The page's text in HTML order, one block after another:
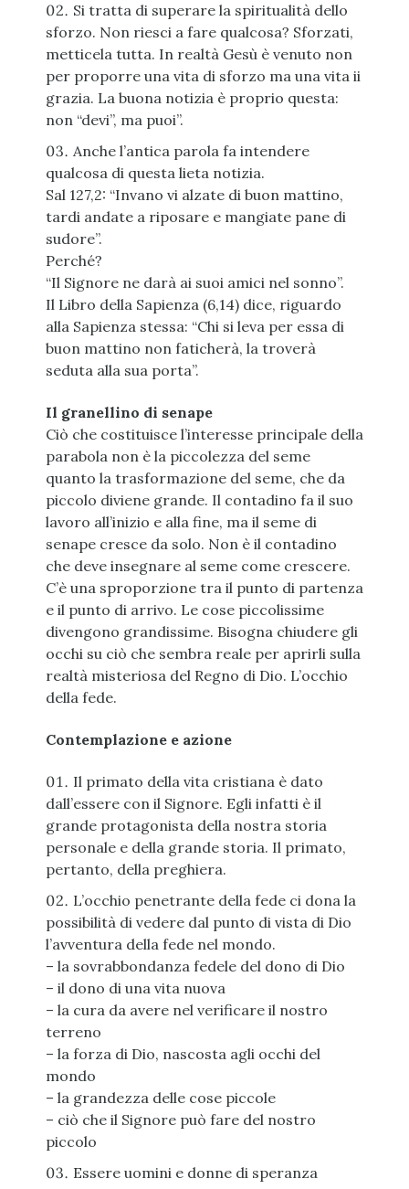
Si tratta di superare la spiritualità dello
sforzo. Non riesci a fare qualcosa? Sforzati,
metticela tutta. In realtà Gesù è venuto non
per proporre una vita di sforzo ma una vita ii
grazia. La buona notizia è proprio questa:
non “devi”, ma puoi”.
Anche l’antica parola fa intendere
qualcosa di questa lieta notizia.
Sal 127,2: “Invano vi alzate di buon mattino,
tardi andate a riposare e mangiate pane di
sudore”.
Perché?
“Il Signore ne darà ai suoi amici nel sonno”.
Il Libro della Sapienza (6,14) dice, riguardo
alla Sapienza stessa: “Chi si leva per essa di
buon mattino non faticherà, la troverà
seduta alla sua porta”.
Il granellino di senape
Ciò che costituisce l’interesse principale della
parabola non è la piccolezza del seme
quanto la trasformazione del seme, che da
piccolo diviene grande. Il contadino fa il suo
lavoro all’inizio e alla fine, ma il seme di
senape cresce da solo. Non è il contadino
che deve insegnare al seme come crescere.
C’è una sproporzione tra il punto di partenza
e il punto di arrivo. Le cose piccolissime
divengono grandissime. Bisogna chiudere gli
occhi su ciò che sembra reale per aprirli sulla
realtà misteriosa del Regno di Dio. L’occhio
della fede.
Contemplazione e azione
Il primato della vita cristiana è dato
dall’essere con il Signore. Egli infatti è il
grande protagonista della nostra storia
personale e della grande storia. Il primato,
pertanto, della preghiera.
L’occhio penetrante della fede ci dona la
possibilità di vedere dal punto di vista di Dio
l’avventura della fede nel mondo.
– la sovrabbondanza fedele del dono di Dio
– il dono di una vita nuova
– la cura da avere nel verificare il nostro
terreno
– la forza di Dio, nascosta agli occhi del
mondo
– la grandezza delle cose piccole
– ciò che il Signore può fare del nostro
piccolo
Essere uomini e donne di speranza